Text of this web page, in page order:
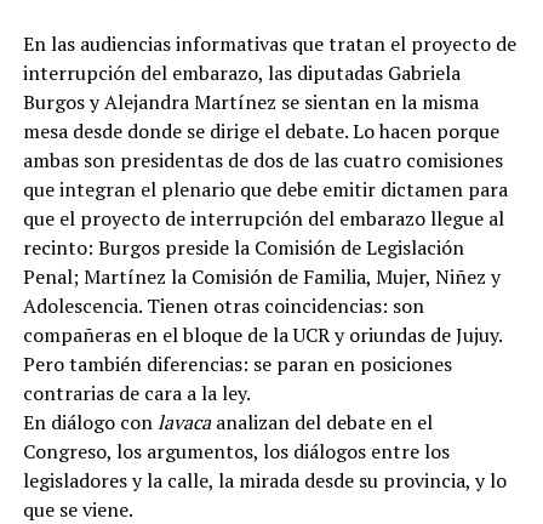
En las audiencias informativas que tratan el proyecto de
interrupción del embarazo, las diputadas Gabriela
Burgos y Alejandra Martínez se sientan en la misma
mesa desde donde se dirige el debate. Lo hacen porque
ambas son presidentas de dos de las cuatro comisiones
que integran el plenario que debe emitir dictamen para
que el proyecto de interrupción del embarazo llegue al
recinto: Burgos preside la Comisión de Legislación
Penal; Martínez la Comisión de Familia, Mujer, Niñez y
Adolescencia. Tienen otras coincidencias: son
compañeras en el bloque de la UCR y oriundas de Jujuy.
Pero también diferencias: se paran en posiciones
contrarias de cara a la ley.
En diálogo conlavacaanalizan del debate en el
Congreso, los argumentos, los diálogos entre los
legisladores y la calle, la mirada desde su provincia, y lo
que se viene.